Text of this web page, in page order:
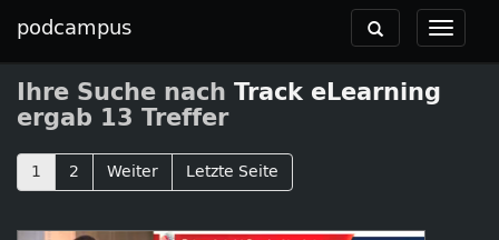
podcampus
Toggle
Toggle
navigation
Ihre Suche nach Track eLearning
ergab 13 Treffer
1 2 Weiter Letzte Seite